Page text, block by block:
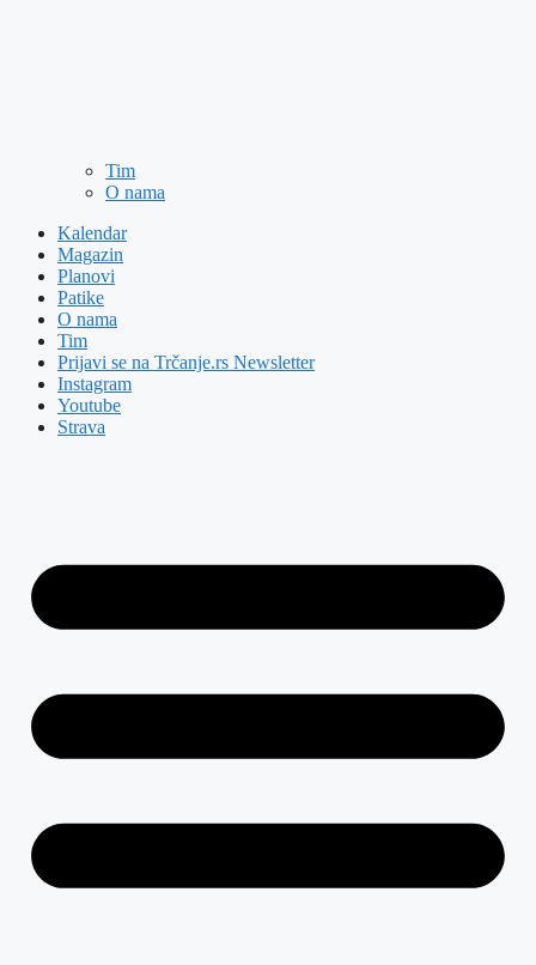
Tim
O nama
Kalendar
Magazin
Planovi
Patike
O nama
Tim
Prijavi se na Trčanje.rs Newsletter
Instagram
Youtube
Strava